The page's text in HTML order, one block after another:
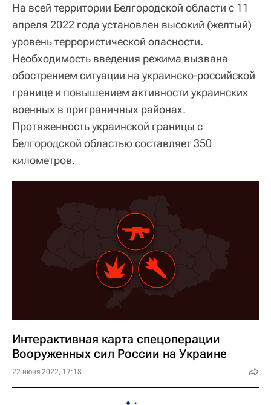
На всей территории Белгородской области с 11
апреля 2022 года установлен высокий (желтый)
уровень террористической опасности.
Необходимость введения режима вызвана
обострением ситуации на украинско-российской
границе и повышением активности украинских
военных в приграничных районах.
Протяженность украинской границы с
Белгородской областью составляет 350
километров.
Интерактивная карта спецоперации
Вооруженных сил России на Украине
22 июня 2022, 17:18